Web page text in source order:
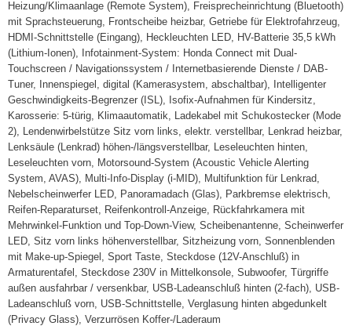
Heizung/Klimaanlage (Remote System), Freisprecheinrichtung (Bluetooth)
mit Sprachsteuerung, Frontscheibe heizbar, Getriebe für Elektrofahrzeug,
HDMI-Schnittstelle (Eingang), Heckleuchten LED, HV-Batterie 35,5 kWh
(Lithium-Ionen), Infotainment-System: Honda Connect mit Dual-
Touchscreen / Navigationssystem / Internetbasierende Dienste / DAB-
Tuner, Innenspiegel, digital (Kamerasystem, abschaltbar), Intelligenter
Geschwindigkeits-Begrenzer (ISL), Isofix-Aufnahmen für Kindersitz,
Karosserie: 5-türig, Klimaautomatik, Ladekabel mit Schukostecker (Mode
2), Lendenwirbelstütze Sitz vorn links, elektr. verstellbar, Lenkrad heizbar,
Lenksäule (Lenkrad) höhen-/längsverstellbar, Leseleuchten hinten,
Leseleuchten vorn, Motorsound-System (Acoustic Vehicle Alerting
System, AVAS), Multi-Info-Display (i-MID), Multifunktion für Lenkrad,
Nebelscheinwerfer LED, Panoramadach (Glas), Parkbremse elektrisch,
Reifen-Reparaturset, Reifenkontroll-Anzeige, Rückfahrkamera mit
Mehrwinkel-Funktion und Top-Down-View, Scheibenantenne, Scheinwerfer
LED, Sitz vorn links höhenverstellbar, Sitzheizung vorn, Sonnenblenden
mit Make-up-Spiegel, Sport Taste, Steckdose (12V-Anschluß) in
Armaturentafel, Steckdose 230V in Mittelkonsole, Subwoofer, Türgriffe
außen ausfahrbar / versenkbar, USB-Ladeanschluß hinten (2-fach), USB-
Ladeanschluß vorn, USB-Schnittstelle, Verglasung hinten abgedunkelt
(Privacy Glass), Verzurrösen Koffer-/Laderaum